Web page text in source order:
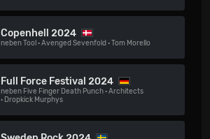
Copenhell 2024
nebenTool ·Avenged Sevenfold ·Tom Morello
Full Force Festival 2024
neben Five Finger Death Punch·Architects
· Dropkick Murphys